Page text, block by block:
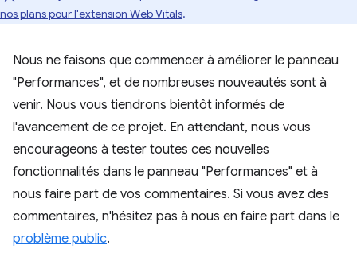
nos plans pour l'extension Web Vitals.
Nous ne faisons que commencer à améliorer le panneau
"Performances", et de nombreuses nouveautés sont à
venir. Nous vous tiendrons bientôt informés de
l'avancement de ce projet. En attendant, nous vous
encourageons à tester toutes ces nouvelles
fonctionnalités dans le panneau "Performances" et à
nous faire part de vos commentaires. Si vous avez des
commentaires, n'hésitez pas à nous en faire part dans le
problème public.